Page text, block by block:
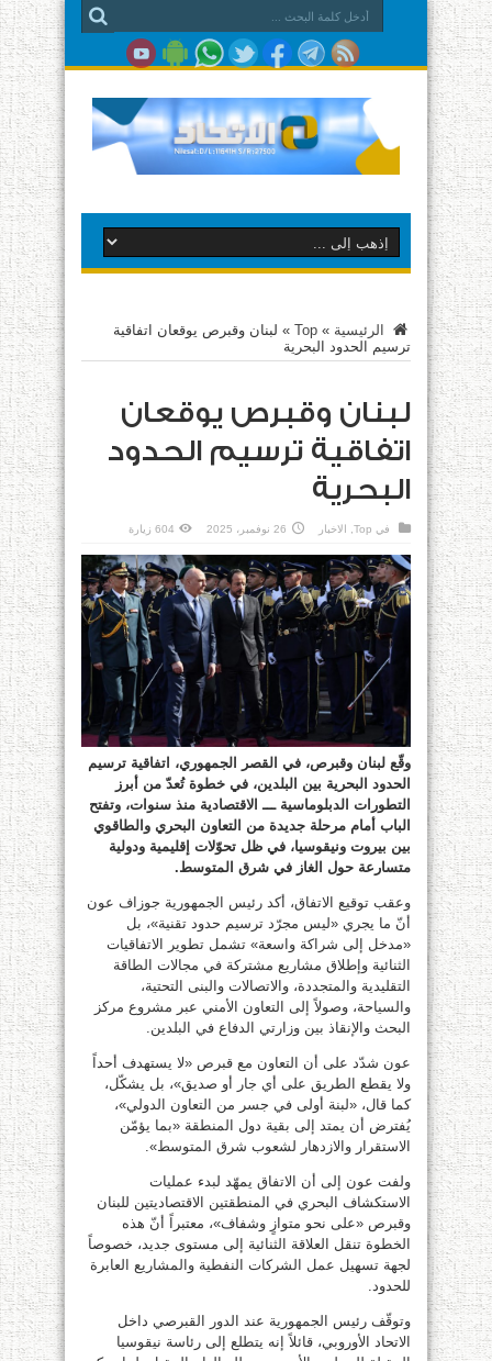
الرئيسية »
Top
» لبنان وقبرص يوقعان اتفاقية
ترسيم الحدود البحرية
لبنان وقبرص يوقعان
اتفاقية ترسيم الحدود
البحرية
في Top الاخبار 26 نوفمبر، 2025 604 زيارة
وقّع لبنان وقبرص، في القصر الجمهوري، اتفاقية ترسيم
الحدود البحرية بين البلدين، في خطوة تُعدّ من أبرز
التطورات الدبلوماسية ـــ الاقتصادية منذ سنوات، وتفتح
الباب أمام مرحلة جديدة من التعاون البحري والطاقوي
بين بيروت ونيقوسيا، في ظل تحوّلات إقليمية ودولية
متسارعة حول الغاز في شرق المتوسط.
وعقب توقيع الاتفاق، أكد رئيس الجمهورية جوزاف عون
أنّ ما يجري «ليس مجرّد ترسيم حدود تقنية»، بل
«مدخل إلى شراكة واسعة» تشمل تطوير الاتفاقيات
الثنائية وإطلاق مشاريع مشتركة في مجالات الطاقة
التقليدية والمتجددة، والاتصالات والبنى التحتية،
والسياحة، وصولاً إلى التعاون الأمني عبر مشروع مركز
البحث والإنقاذ بين وزارتي الدفاع في البلدين.
عون شدّد على أن التعاون مع قبرص «لا يستهدف أحداً
ولا يقطع الطريق على أي جار أو صديق»، بل يشكّل،
كما قال، «لبنة أولى في جسر من التعاون الدولي»،
يُفترض أن يمتد إلى بقية دول المنطقة «بما يؤمّن
الاستقرار والازدهار لشعوب شرق المتوسط».
ولفت عون إلى أن الاتفاق يمهّد لبدء عمليات
الاستكشاف البحري في المنطقتين الاقتصاديتين للبنان
وقبرص «على نحو متوازٍ وشفاف»، معتبراً أنّ هذه
الخطوة تنقل العلاقة الثنائية إلى مستوى جديد، خصوصاً
لجهة تسهيل عمل الشركات النفطية والمشاريع العابرة
للحدود.
وتوقّف رئيس الجمهورية عند الدور القبرصي داخل
الاتحاد الأوروبي، قائلاً إنه يتطلع إلى رئاسة نيقوسيا